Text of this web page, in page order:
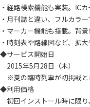
・経路検索機能も実装。ICカ
・月刊誌と違い、フルカラ
・マーカー機能も搭載。背
・時刻表や路線図など、拡大
◆サービス開始日
2015年5月28日（木）
※夏の臨時列車が初掲載と
◆利用価格
初回インストール時に限り